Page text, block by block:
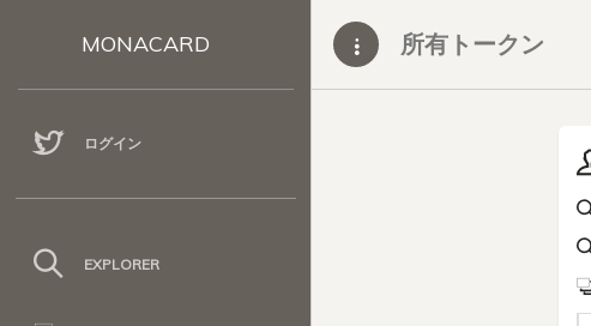
MONACARD
ログイン
EXPLORER
所有トークン